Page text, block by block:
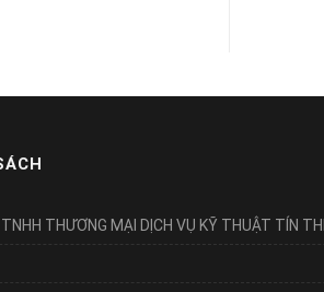
THƯƠNG MẠI DỊCH VỤ KỸ THUẬT TÍN